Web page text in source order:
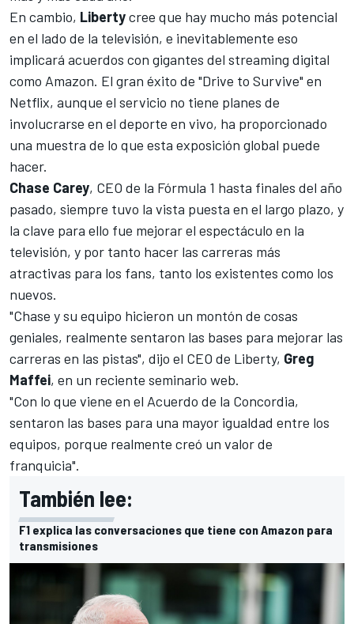
En cambio, Libertycree que hay mucho más potencial
en el lado de la televisión, e inevitablemente eso
implicará acuerdos con gigantes del streaming digital
como Amazon. El gran éxito de "Drive to Survive" en
Netflix, aunque el servicio no tiene planes de
involucrarse en el deporte en vivo, ha proporcionado
una muestra de lo que esta exposición global puede
hacer.
Chase Carey, CEO de la Fórmula 1 hasta finales del año
pasado, siempre tuvo la vista puesta en el largo plazo, y
la clave para ello fue mejorar el espectáculo en la
televisión, y por tanto hacer las carreras más
atractivas para los fans, tanto los existentes como los
nuevos.
"Chase y su equipo hicieron un montón de cosas
geniales, realmente sentaron las bases para mejorar las
carreras en las pistas", dijo el CEO de Liberty, Greg
Maffei, en un reciente seminario web.
"Con lo que viene en el Acuerdo de la Concordia,
sentaron las bases para una mayor igualdad entre los
equipos, porque realmente creó un valor de
franquicia".
También lee:
F1 explica las conversaciones que tiene con Amazon para
transmisiones